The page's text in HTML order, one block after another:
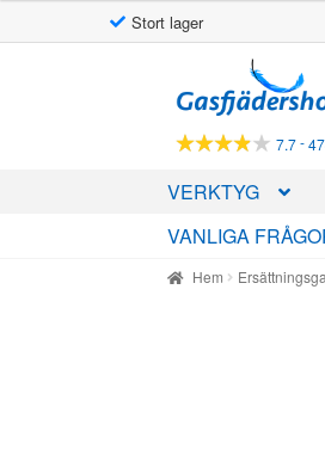
Stort lager
till
navigering
till
innehåll
7.7-
VERKTYG
VANLIGA
Hem